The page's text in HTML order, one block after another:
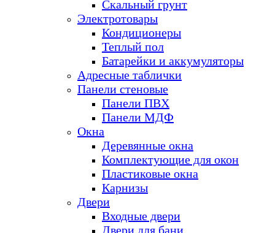
Скальный грунт
Электротовары
Кондиционеры
Теплый пол
Батарейки и аккумуляторы
Адресные таблички
Панели стеновые
Панели ПВХ
Панели МДФ
Окна
Деревянные окна
Комплектующие для окон
Пластиковые окна
Карнизы
Двери
Входные двери
Двери для бани